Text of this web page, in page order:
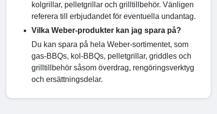
kolgrillar, pelletgrillar och grilltillbehör. Vänligen
referera till erbjudandet för eventuella undantag.
Vilka Weber-produkter kan jag spara på?
Du kan spara på hela Weber-sortimentet, som
gas-BBQs, kol-BBQs, pelletgrillar, griddles och
grilltillbehör såsom överdrag, rengöringsverktyg
och ersättningsdelar.